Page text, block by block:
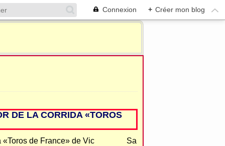
Connexion + Créer mon blog
DE LA CORRIDA «TOROS
Sa